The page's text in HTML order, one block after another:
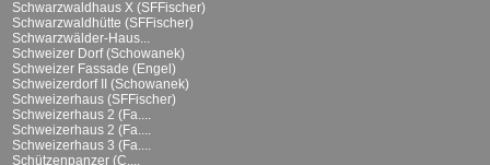
Schwarzwaldhaus X (SFFischer)
Schwarzwaldhütte (SFFischer)
Schwarzwälder-Haus...
Schweizer Dorf (Schowanek)
Schweizer Fassade (Engel)
Schweizerdorf II (Schowanek)
Schweizerhaus (SFFischer)
Schweizerhaus 2 (Fa....
Schweizerhaus 2 (Fa....
Schweizerhaus 3 (Fa....
Schützenpanzer (C....